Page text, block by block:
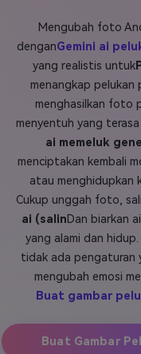
Find More Solutions
FAQs
Tips & Tutorial
Postingan
Jelajahi Lebih
Mengubah foto
denganGemini ai
yang realistis untuk
menangkap pelukan
menghasilkan foto
menyentuh yang
ai memeluk
menciptakan kembali
atau menghidupkan
Cukup unggah foto,
ai (salinDan biarkan
yang alami dan
tidak ada pengaturan
mengubah emosi
Buat gambar
Buat Gambar